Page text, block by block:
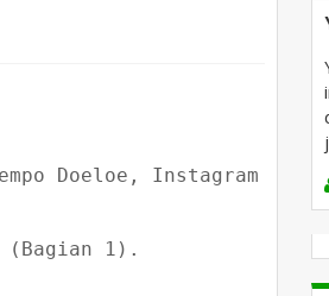
Doeloe, Instagram
(Bagian 1).